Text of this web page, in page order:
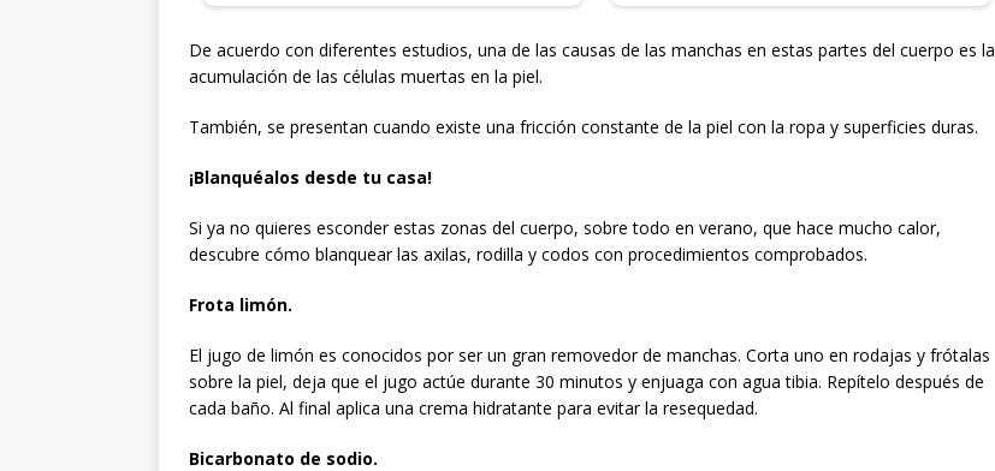
De acuerdo con diferentes estudios, una de las causas de las manchas en estas partes del cuerpo es la
acumulación de las células muertas en la piel.
También, se presentan cuando existe una fricción constante de la piel con la ropa y superficies duras.
¡Blanquéalos desde tu casa!
Si ya no quieres esconder estas zonas del cuerpo, sobre todo en verano, que hace mucho calor,
descubre cómo blanquear las axilas, rodilla y codos con procedimientos comprobados.
Frota limón.
El jugo de limón es conocidos por ser un gran removedor de manchas. Corta uno en rodajas y frótalas
sobre la piel, deja que el jugo actúe durante 30 minutos y enjuaga con agua tibia. Repítelo después de
cada baño. Al final aplica una crema hidratante para evitar la resequedad.
Bicarbonato de sodio.